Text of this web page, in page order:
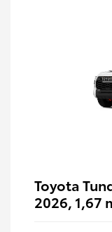
Toyota
2026, 1,67